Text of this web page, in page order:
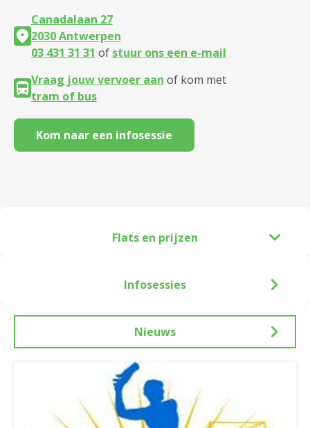
Canadalaan 27
2030 Antwerpen
03 431 31 31 of stuur ons een e-mail
Vraag jouw vervoer aan of kom met
tram of bus
Kom naar een infosessie
Flats en prijzen
Infosessies
Nieuws